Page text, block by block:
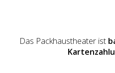
Das Packhaustheater ist